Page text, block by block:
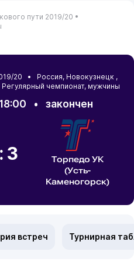
пути 2019/20 •
20 • Россия, Новокузнецк ,
чемпионат, мужчины
• закончен
Торпедо УК
(Усть-
Каменогорск)
встреч Турнирная